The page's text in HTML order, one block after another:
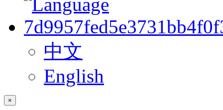
中文
English
×